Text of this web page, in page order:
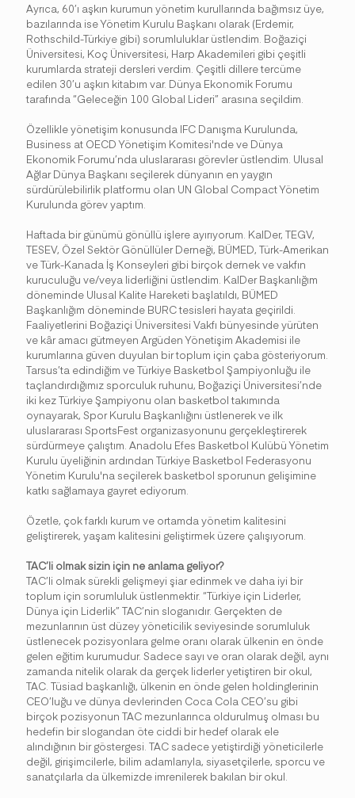
Ayrıca, 60’ı aşkın kurumun yönetim kurullarında bağımsız üye,
bazılarında ise Yönetim Kurulu Başkanı olarak (Erdemir,
Rothschild-Türkiye gibi) sorumluluklar üstlendim. Boğaziçi
Üniversitesi, Koç Üniversitesi, Harp Akademileri gibi çeşitli
kurumlarda strateji dersleri verdim. Çeşitli dillere tercüme
edilen 30’u aşkın kitabım var. Dünya Ekonomik Forumu
tarafında “Geleceğin 100 Global Lideri” arasına seçildim.
Özellikle yönetişim konusunda IFC Danışma Kurulunda,
Business at OECD Yönetişim Komitesi'nde ve Dünya
Ekonomik Forumu’nda uluslararası görevler üstlendim. Ulusal
Ağlar Dünya Başkanı seçilerek dünyanın en yaygın
sürdürülebilirlik platformu olan UN Global Compact Yönetim
Kurulunda görev yaptım.
Haftada bir günümü gönüllü işlere ayırıyorum. KalDer, TEGV,
TESEV, Özel Sektör Gönüllüler Derneği, BÜMED, Türk-Amerikan
ve Türk-Kanada İş Konseyleri gibi birçok dernek ve vakfın
kuruculuğu ve/veya liderliğini üstlendim. KalDer Başkanlığım
döneminde Ulusal Kalite Hareketi başlatıldı, BÜMED
Başkanlığım döneminde BURC tesisleri hayata geçirildi.
Faaliyetlerini Boğaziçi Üniversitesi Vakfı bünyesinde yürüten
ve kâr amacı gütmeyen Argüden Yönetişim Akademisi ile
kurumlarına güven duyulan bir toplum için çaba gösteriyorum.
Tarsus’ta edindiğim ve Türkiye Basketbol Şampiyonluğu ile
taçlandırdığımız sporculuk ruhunu, Boğaziçi Üniversitesi’nde
iki kez Türkiye Şampiyonu olan basketbol takımında
oynayarak, Spor Kurulu Başkanlığını üstlenerek ve ilk
uluslararası SportsFest organizasyonunu gerçekleştirerek
sürdürmeye çalıştım. Anadolu Efes Basketbol Kulübü Yönetim
Kurulu üyeliğinin ardından Türkiye Basketbol Federasyonu
Yönetim Kurulu'na seçilerek basketbol sporunun gelişimine
katkı sağlamaya gayret ediyorum.
Özetle, çok farklı kurum ve ortamda yönetim kalitesini
geliştirerek, yaşam kalitesini geliştirmek üzere çalışıyorum.
TAC’li olmak sizin için ne anlama geliyor?
TAC’li olmak sürekli gelişmeyi şiar edinmek ve daha iyi bir
toplum için sorumluluk üstlenmektir. “Türkiye için Liderler,
Dünya için Liderlik” TAC’nin sloganıdır. Gerçekten de
mezunlarının üst düzey yöneticilik seviyesinde sorumluluk
üstlenecek pozisyonlara gelme oranı olarak ülkenin en önde
gelen eğitim kurumudur. Sadece sayı ve oran olarak değil, aynı
zamanda nitelik olarak da gerçek liderler yetiştiren bir okul,
TAC. Tüsiad başkanlığı, ülkenin en önde gelen holdinglerinin
CEO’luğu ve dünya devlerinden Coca Cola CEO’su gibi
birçok pozisyonun TAC mezunlarınca oldurulmuş olması bu
hedefin bir slogandan öte ciddi bir hedef olarak ele
alındığının bir göstergesi. TAC sadece yetiştirdiği yöneticilerle
değil, girişimcilerle, bilim adamlarıyla, siyasetçilerle, sporcu ve
sanatçılarla da ülkemizde imrenilerek bakılan bir okul.